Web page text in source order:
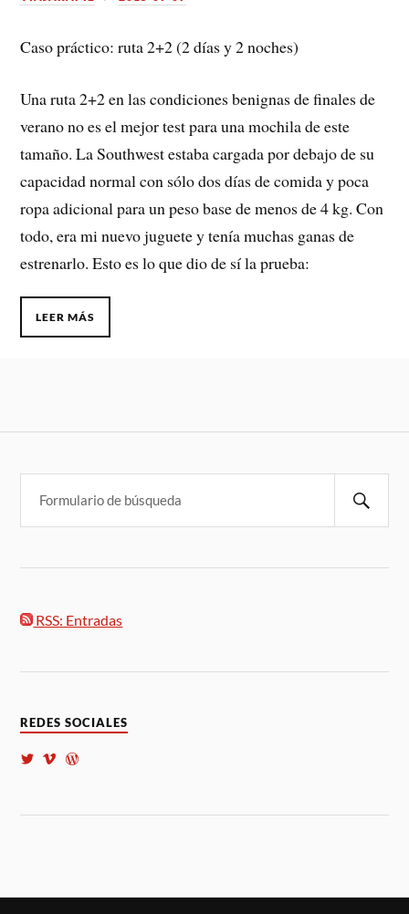
Caso práctico: ruta 2+2 (2 días y 2 noches)
Una ruta 2+2 en las condiciones benignas de finales de
verano no es el mejor test para una mochila de este
tamaño. La Southwest estaba cargada por debajo de su
capacidad normal con sólo dos días de comida y poca
ropa adicional para un peso base de menos de 4 kg. Con
todo, era mi nuevo juguete y tenía muchas ganas de
estrenarlo. Esto es lo que dio de sí la prueba:
LEER MÁS
RSS: Entradas
REDES SOCIALES